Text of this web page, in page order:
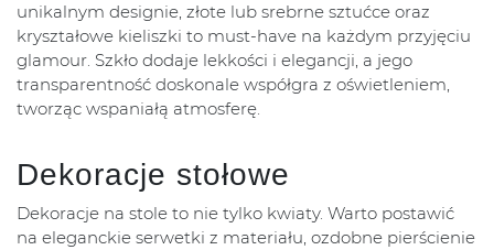
unikalnym designie, złote lub srebrne sztućce oraz
kryształowe kieliszki to must-have na każdym przyjęciu
glamour. Szkło dodaje lekkości i elegancji, a jego
transparentność doskonale współgra z oświetleniem,
tworząc wspaniałą atmosferę.
Dekoracje stołowe
Dekoracje na stole to nie tylko kwiaty. Warto postawić
na eleganckie serwetki z materiału, ozdobne pierścienie